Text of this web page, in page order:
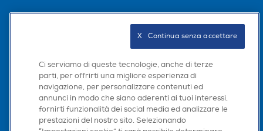
Scarica la nostra app
Ci serviamo di queste tecnologie, anche di terze
parti, per offrirti una migliore esperienza di
navigazione, per personalizzare contenuti ed
annunci in modo che siano aderenti ai tuoi interessi,
fornirti funzionalità dei social media ed analizzare le
prestazioni del nostro sito. Selezionando
X   Continua senza accettare